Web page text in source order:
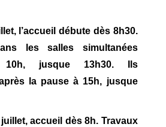
l’accueil débute dès 8h30.
les salles simultanées
10h, jusque 13h30. Ils
la pause à 15h, jusque
accueil dès 8h. Travaux